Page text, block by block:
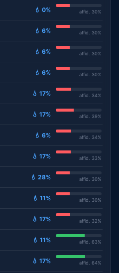
💧 0% affid. 30%
💧 6% affid. 30%
💧 6% affid. 30%
💧 6% affid. 30%
💧 17% affid. 34%
💧 17% affid. 39%
💧 6% affid. 34%
💧 17% affid. 33%
💧 28% affid. 30%
💧 11% affid. 30%
💧 17% affid. 32%
💧 11% affid. 63%
💧 17% affid. 64%